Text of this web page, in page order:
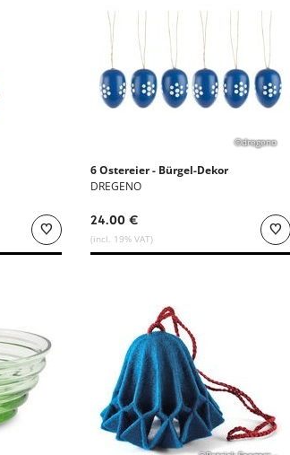
©dregeno
6 Ostereier - Bürgel-Dekor
DREGENO
24.00 €
(incl. 19% VAT)